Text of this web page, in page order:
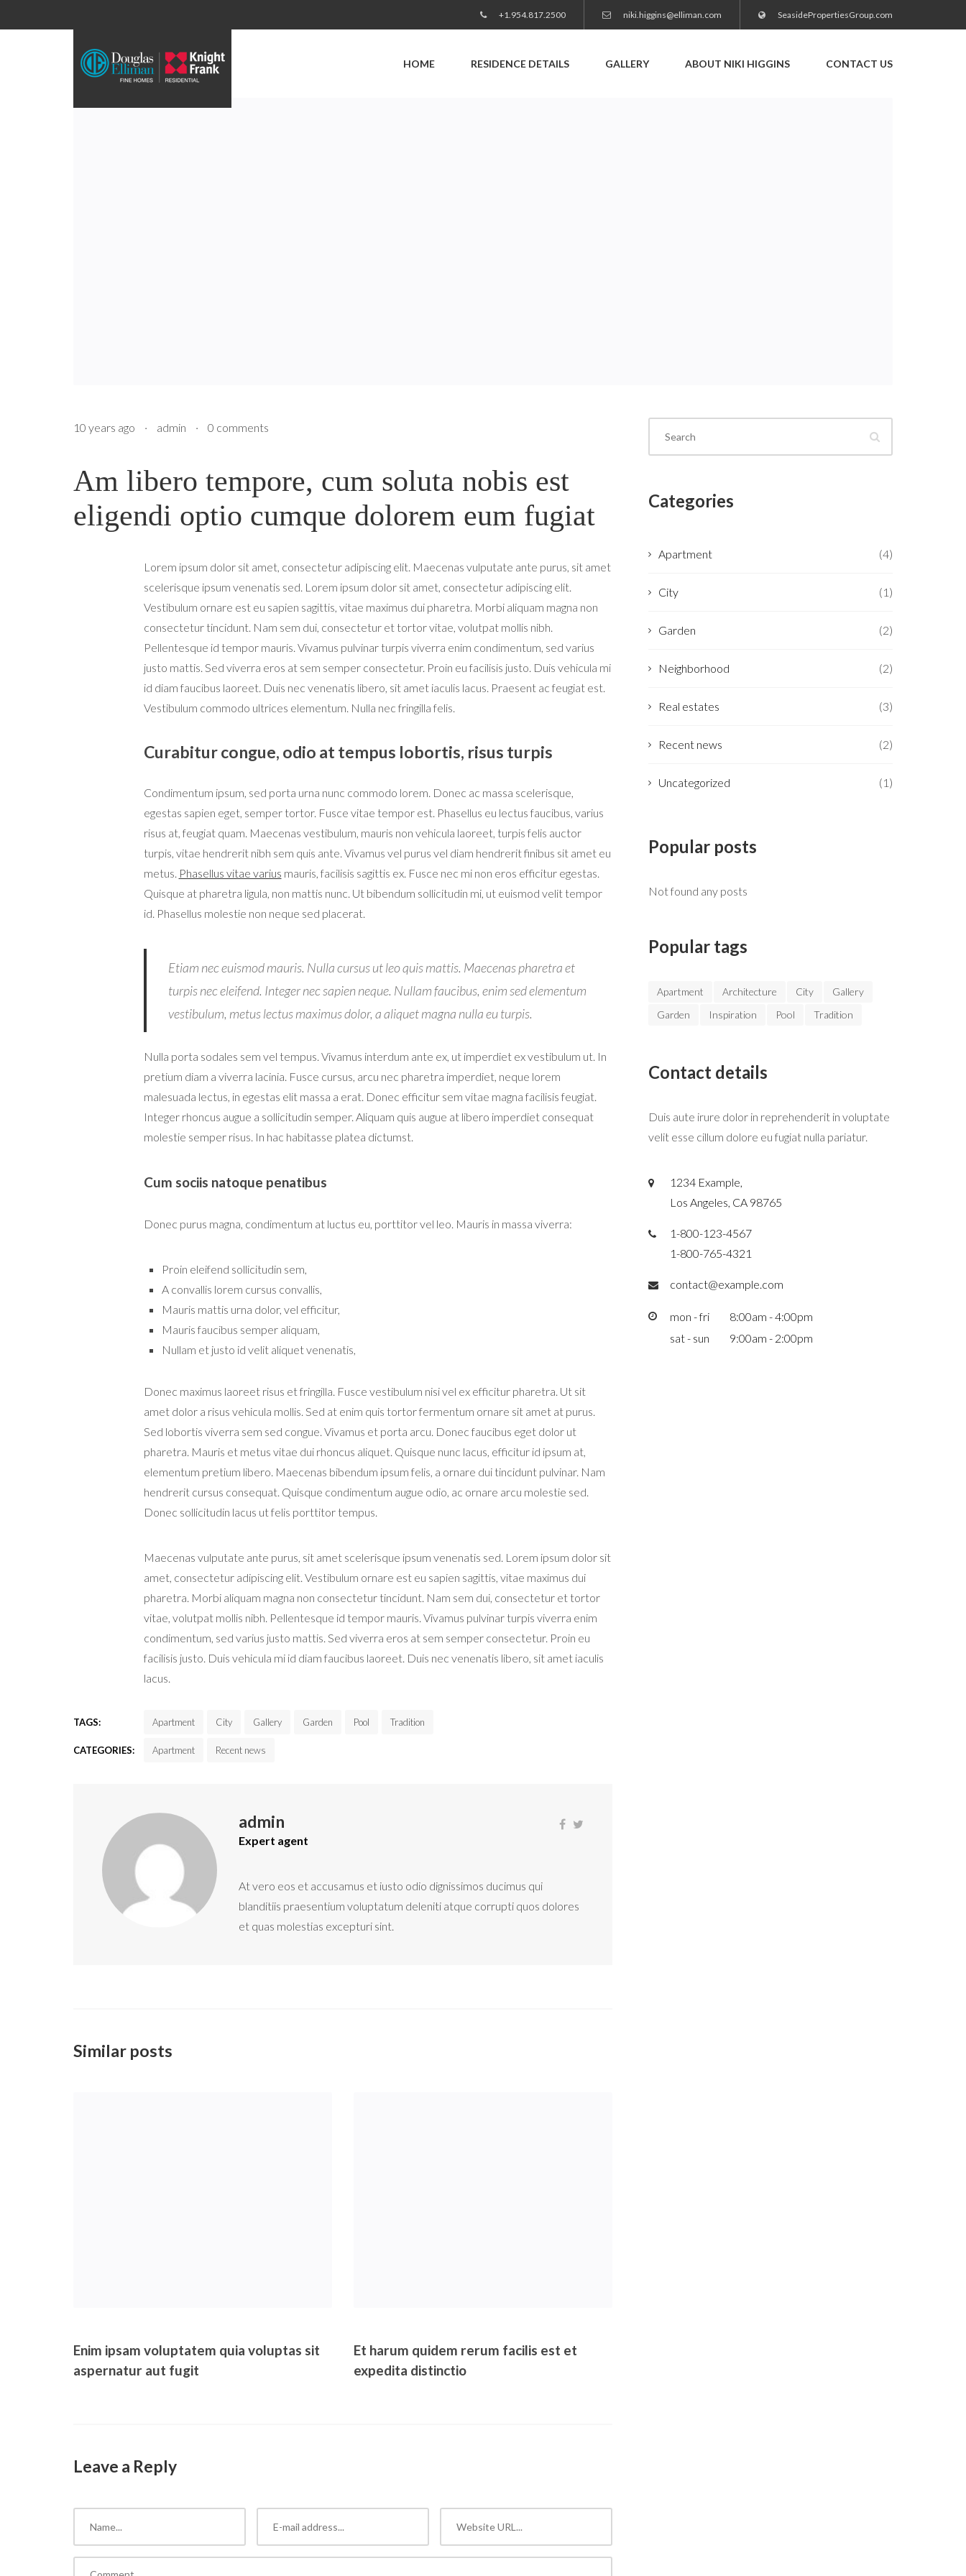
+1.954.817.2500 niki.higgins@elliman.com SeasidePropertiesGroup.com
HOME RESIDENCE DETAILS GALLERY ABOUT NIKI HIGGINS CONTACT US
10 years ago · admin · 0 comments
Am libero tempore, cum soluta nobis est
eligendi optio cumque dolorem eum fugiat
Lorem ipsum dolor sit amet, consectetur adipiscing elit. Maecenas vulputate ante purus, sit amet
scelerisque ipsum venenatis sed. Lorem ipsum dolor sit amet, consectetur adipiscing elit.
Vestibulum ornare est eu sapien sagittis, vitae maximus dui pharetra. Morbi aliquam magna non
consectetur tincidunt. Nam sem dui, consectetur et tortor vitae, volutpat mollis nibh.
Pellentesque id tempor mauris. Vivamus pulvinar turpis viverra enim condimentum, sed varius
justo mattis. Sed viverra eros at sem semper consectetur. Proin eu facilisis justo. Duis vehicula mi
id diam faucibus laoreet. Duis nec venenatis libero, sit amet iaculis lacus. Praesent ac feugiat est.
Vestibulum commodo ultrices elementum. Nulla nec fringilla felis.
Curabitur congue, odio at tempus lobortis, risus turpis
Condimentum ipsum, sed porta urna nunc commodo lorem. Donec ac massa scelerisque,
egestas sapien eget, semper tortor. Fusce vitae tempor est. Phasellus eu lectus faucibus, varius
risus at, feugiat quam. Maecenas vestibulum, mauris non vehicula laoreet, turpis felis auctor
turpis, vitae hendrerit nibh sem quis ante. Vivamus vel purus vel diam hendrerit finibus sit amet eu
metus. Phasellus vitae varius mauris, facilisis sagittis ex. Fusce nec mi non eros efficitur egestas.
Quisque at pharetra ligula, non mattis nunc. Ut bibendum sollicitudin mi, ut euismod velit tempor
id. Phasellus molestie non neque sed placerat.
Etiam nec euismod mauris. Nulla cursus ut leo quis mattis. Maecenas pharetra et
turpis nec eleifend. Integer nec sapien neque. Nullam faucibus, enim sed elementum
vestibulum, metus lectus maximus dolor, a aliquet magna nulla eu turpis.
Nulla porta sodales sem vel tempus. Vivamus interdum ante ex, ut imperdiet ex vestibulum ut. In
pretium diam a viverra lacinia. Fusce cursus, arcu nec pharetra imperdiet, neque lorem
malesuada lectus, in egestas elit massa a erat. Donec efficitur sem vitae magna facilisis feugiat.
Integer rhoncus augue a sollicitudin semper. Aliquam quis augue at libero imperdiet consequat
molestie semper risus. In hac habitasse platea dictumst.
Cum sociis natoque penatibus
Donec purus magna, condimentum at luctus eu, porttitor vel leo. Mauris in massa viverra:
Proin eleifend sollicitudin sem,
A convallis lorem cursus convallis,
Mauris mattis urna dolor, vel efficitur,
Mauris faucibus semper aliquam,
Nullam et justo id velit aliquet venenatis,
Donec maximus laoreet risus et fringilla. Fusce vestibulum nisi vel ex efficitur pharetra. Ut sit
amet dolor a risus vehicula mollis. Sed at enim quis tortor fermentum ornare sit amet at purus.
Sed lobortis viverra sem sed congue. Vivamus et porta arcu. Donec faucibus eget dolor ut
pharetra. Mauris et metus vitae dui rhoncus aliquet. Quisque nunc lacus, efficitur id ipsum at,
elementum pretium libero. Maecenas bibendum ipsum felis, a ornare dui tincidunt pulvinar. Nam
hendrerit cursus consequat. Quisque condimentum augue odio, ac ornare arcu molestie sed.
Donec sollicitudin lacus ut felis porttitor tempus.
Maecenas vulputate ante purus, sit amet scelerisque ipsum venenatis sed. Lorem ipsum dolor sit
amet, consectetur adipiscing elit. Vestibulum ornare est eu sapien sagittis, vitae maximus dui
pharetra. Morbi aliquam magna non consectetur tincidunt. Nam sem dui, consectetur et tortor
vitae, volutpat mollis nibh. Pellentesque id tempor mauris. Vivamus pulvinar turpis viverra enim
condimentum, sed varius justo mattis. Sed viverra eros at sem semper consectetur. Proin eu
facilisis justo. Duis vehicula mi id diam faucibus laoreet. Duis nec venenatis libero, sit amet iaculis
lacus.
TAGS: Apartment City Gallery Garden Pool Tradition
CATEGORIES: Apartment Recent news
admin
Expert agent
At vero eos et accusamus et iusto odio dignissimos ducimus qui
blanditiis praesentium voluptatum deleniti atque corrupti quos dolores
et quas molestias excepturi sint.
Similar posts
Enim ipsam voluptatem quia voluptas sit
aspernatur aut fugit
Et harum quidem rerum facilis est et
expedita distinctio
Leave a Reply
Categories
Apartment (4)
City (1)
Garden (2)
Neighborhood (2)
Real estates (3)
Recent news (2)
Uncategorized (1)
Popular posts
Not found any posts
Popular tags
Apartment Architecture City
Gallery
Garden
Inspiration Pool Tradition
Contact details
Duis aute irure dolor in reprehenderit in voluptate
velit esse cillum dolore eu fugiat nulla pariatur.
1234 Example,
Los Angeles, CA 98765
1-800-123-4567
1-800-765-4321
contact@example.com
mon - fri
8:00am - 4:00pm
sat - sun
9:00am - 2:00pm